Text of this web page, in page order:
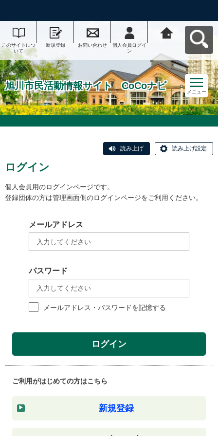
このサイトにつ
いて
新規登録 お問い合わせ
個人会員ログイ
ン
ナビへ戻る
旭川市民活動情報サイト CoCoナビ
メニュー
読み上げ 読み上げ設定
ログイン
個人会員用のログインページです。
登録団体の方は管理画面側のログインページをご利用ください。
メールアドレス
パスワード
メールアドレス・パスワードを記憶する
ログイン
ご利用がはじめての方はこちら
新規登録